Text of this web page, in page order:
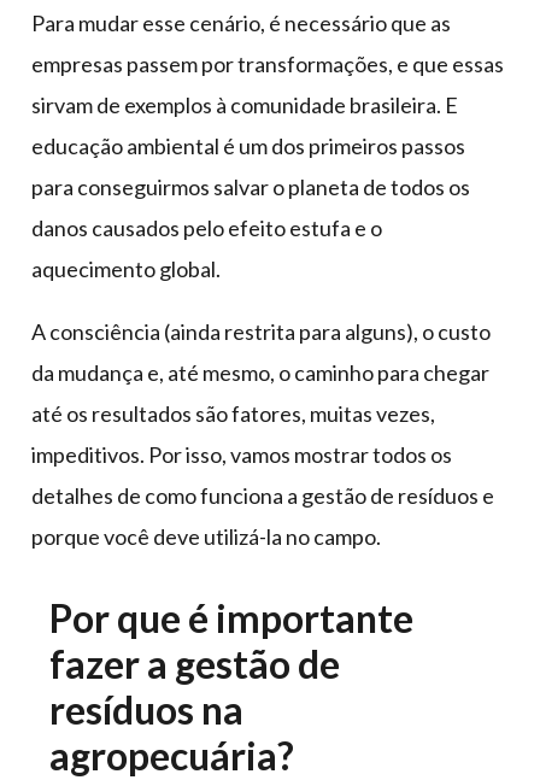
Para mudar esse cenário, é necessário que as
empresas passem por transformações, e que essas
sirvam de exemplos à comunidade brasileira. E
educação ambiental é um dos primeiros passos
para conseguirmos salvar o planeta de todos os
danos causados pelo efeito estufa e o
aquecimento global.
A consciência (ainda restrita para alguns), o custo
da mudança e, até mesmo, o caminho para chegar
até os resultados são fatores, muitas vezes,
impeditivos. Por isso, vamos mostrar todos os
detalhes de como funciona a gestão de resíduos e
porque você deve utilizá-la no campo.
Por que é importante
fazer a gestão de
resíduos na
agropecuária?